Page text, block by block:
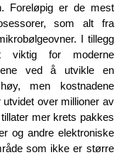
Foreløpig er de mest
som alt fra
I tillegg
viktig for moderne
ved å utvikle en
men kostnadene
over millioner av
mer krets pakkes
og andre elektroniske
som ikke er større